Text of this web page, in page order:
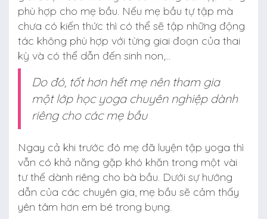
phù hợp cho mẹ bầu. Nếu mẹ bầu tự tập mà
chưa có kiến thức thì có thể sẽ tập những động
tác không phù hợp với từng giai đoạn của thai
kỳ và có thể dẫn đến sinh non,...
Do đó, tốt hơn hết mẹ nên tham gia
một lớp học yoga chuyên nghiệp dành
riêng cho các mẹ bầu
Ngay cả khi trước đó mẹ đã luyện tập yoga thì
vẫn có khả năng gặp khó khăn trong một vài
tư thế dành riêng cho bà bầu. Dưới sự hướng
dẫn của các chuyên gia, mẹ bầu sẽ cảm thấy
yên tâm hơn em bé trong bụng.